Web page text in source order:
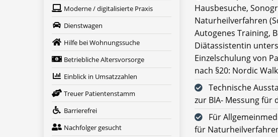
Hausbesuche,
Naturheilverfahren
Autogenes Training,
Diätassistentin
Einzelschulung von
nach §20: Nordic
Technische
zur BIA- Messung für
Für
für
Moderne / digitalisierte Praxis
Dienstwagen
Hilfe bei Wohnungssuche
Betriebliche Altersvorsorge
Einblick in Umsatzzahlen
Treuer Patientenstamm
Barrierefrei
Nachfolger gesucht